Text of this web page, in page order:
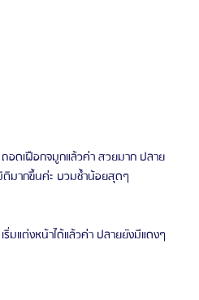
อดเฝือกจมูกแล้วค่า สวยมาก ปลาย
ติมากขึ้นค่ะ บวมช้ำน้อยสุดๆ
ริ่มแต่งหน้าได้แล้วค่า ปลายยังมีแดงๆ